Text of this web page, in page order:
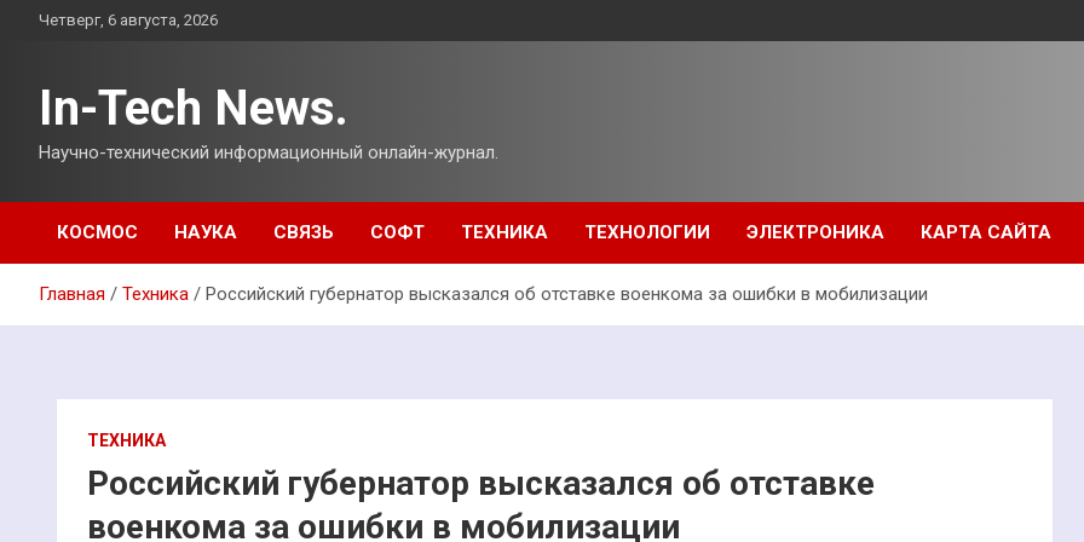
ПерейтиЧетверг, 6 августа, 2026
In-Tech News.
Научно-технический информационный онлайн-журнал.
КОСМОС НАУКА СВЯЗЬ СОФТ ТЕХНИКА ТЕХНОЛОГИИ ЭЛЕКТРОНИКА КАРТА САЙТА
Главная Техника Российский губернатор высказался об отставке военкома за ошибки в мобилизации
ТЕХНИКА
Российский губернатор высказался об отставке
военкома за ошибки в мобилизации